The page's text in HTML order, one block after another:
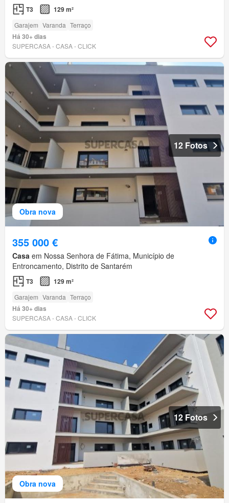
T3 129 m²
Garajem Varanda Terraço
Há 30+ dias
SUPERCASA - CASA - CLICK
Obra nova
12 Fotos
355 000 €
Casa em Nossa Senhora de Fátima, Município de
Entroncamento, Distrito de Santarém
T3 129 m²
Garajem Varanda Terraço
Há 30+ dias
SUPERCASA - CASA - CLICK
Obra nova
12 Fotos